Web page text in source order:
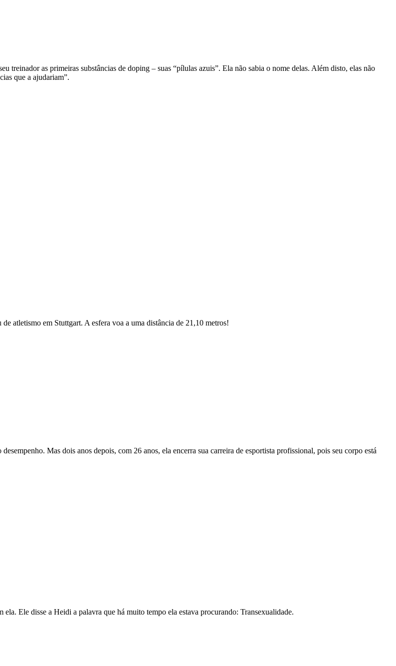
treinador as primeiras substâncias de doping – suas “pílulas azuis”. Ela não sabia o nome delas. Além disto, elas não
que a ajudariam”.
atletismo em Stuttgart. A esfera voa a uma distância de 21,10 metros!
Mas dois anos depois, com 26 anos, ela encerra sua carreira de esportista profissional, pois seu corpo está
Ele disse a Heidi a palavra que há muito tempo ela estava procurando: Transexualidade.